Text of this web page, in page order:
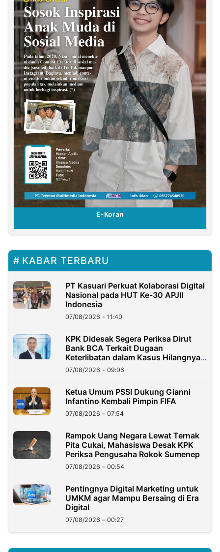
E-Koran
KABAR TERBARU
PT Kasuari Perkuat Kolaborasi Digital
Nasional pada HUT Ke-30 APJII
Indonesia
07/08/2026 - 11:40
KPK Didesak Segera Periksa Dirut
Bank BCA Terkait Dugaan
Keterlibatan dalam Kasus Hilangnya
Dana Nasabah Rp2,58 Miliar
07/08/2026 - 09:06
Ketua Umum PSSI Dukung Gianni
Infantino Kembali Pimpin FIFA
07/08/2026 - 07:54
Rampok Uang Negara Lewat Ternak
Pita Cukai, Mahasiswa Desak KPK
Periksa Pengusaha Rokok Sumenep
07/08/2026 - 00:54
Pentingnya Digital Marketing untuk
UMKM agar Mampu Bersaing di Era
Digital
07/08/2026 - 00:27